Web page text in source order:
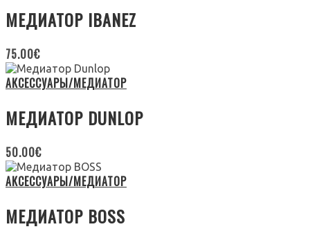
МЕДИАТОР IBANEZ
75.00€
АКСЕССУАРЫ/МЕДИАТОР
МЕДИАТОР DUNLOP
50.00€
АКСЕССУАРЫ/МЕДИАТОР
МЕДИАТОР BOSS